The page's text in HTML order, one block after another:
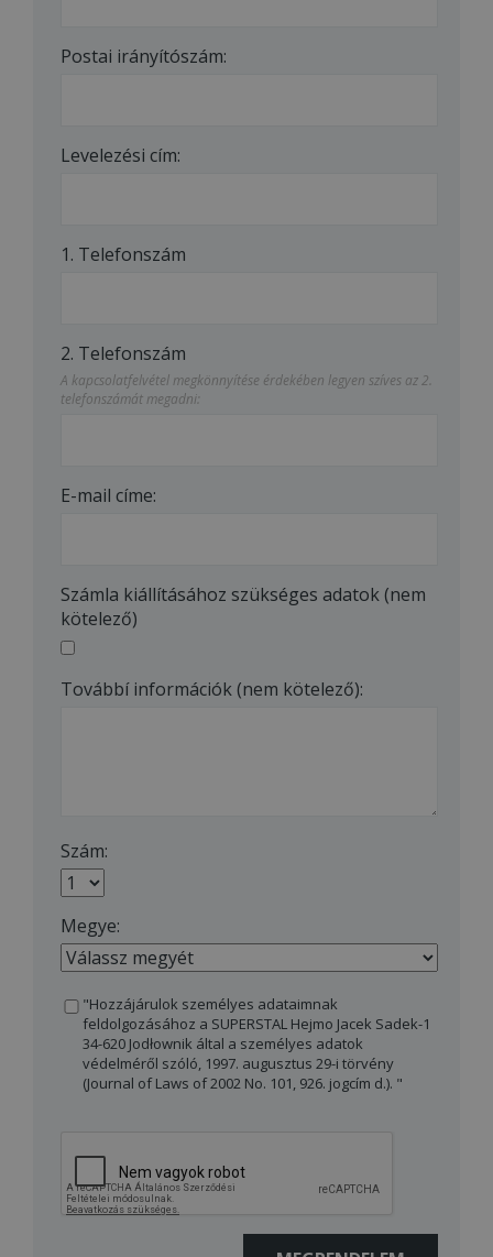
Postai irányítószám:
Levelezési cím:
1. Telefonszám
2. Telefonszám
A kapcsolatfelvétel megkönnyítése érdekében legyen szíves az 2.
telefonszámát megadni:
E-mail címe:
Számla kiállításához szükséges adatok (nem
kötelező)
Továbbí információk (nem kötelező):
Szám:
Megye:
"Hozzájárulok személyes adataimnak
feldolgozásához a SUPERSTAL Hejmo Jacek Sadek-1
34-620 Jodłownik által a személyes adatok
védelméről szóló, 1997. augusztus 29-i törvény
(Journal of Laws of 2002 No. 101, 926. jogcím d.). "